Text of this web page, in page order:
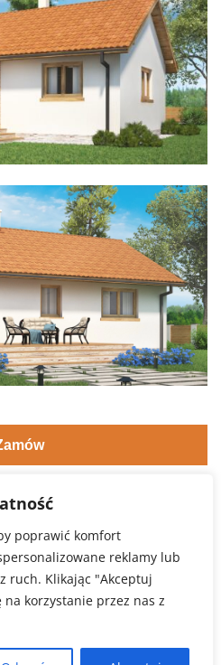
poprawić komfort
reklamy lub
ruch. Klikając "Akceptuj
na korzystanie przez nas z
Projekty
325 Łodygowice